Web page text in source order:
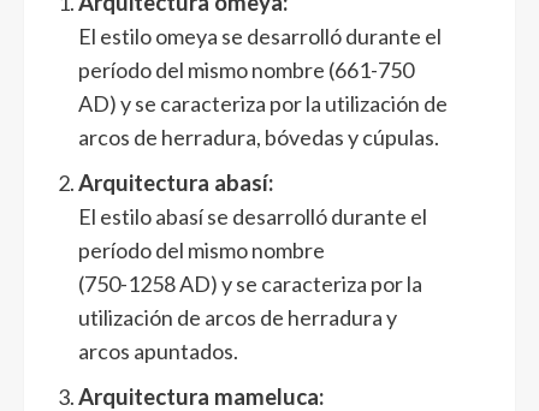
El estilo omeya se desarrolló durante el
período del mismo nombre (661-750
AD) y se caracteriza por la utilización de
arcos de herradura, bóvedas y cúpulas.
Arquitectura abasí:
El estilo abasí se desarrolló durante el
período del mismo nombre
(750-1258 AD) y se caracteriza por la
utilización de arcos de herradura y
arcos apuntados.
Arquitectura mameluca: